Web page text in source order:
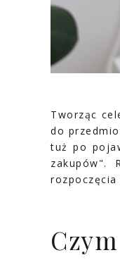
Tworząc
do
tuż po
zakupów".